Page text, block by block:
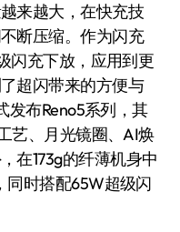
来越大，在快充技
断压缩。作为闪充
闪充下放，应用到更
超闪带来的方便与
发布Reno5系列，其
艺、月光镜圈、AI焕
在173g的纤薄机身中
时搭配65W超级闪